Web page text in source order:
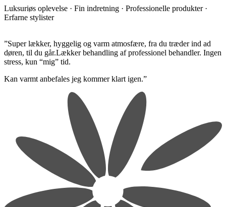
Luksuriøs oplevelse · Fin indretning · Professionelle produkter ·
Erfarne stylister
​”Super lækker, hyggelig og varm atmosfære, fra du træder ind ad
døren, til du går.Lækker behandling af professionel behandler. Ingen
stress, kun “mig” tid.
​Kan varmt anbefales jeg kommer klart igen.”